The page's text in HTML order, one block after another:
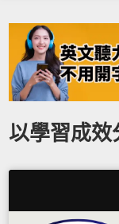
以學習成效